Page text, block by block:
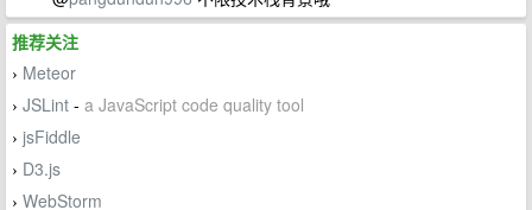
推荐关注
› Meteor
› JSLint - a JavaScript code quality tool
› jsFiddle
› D3.js
› WebStorm